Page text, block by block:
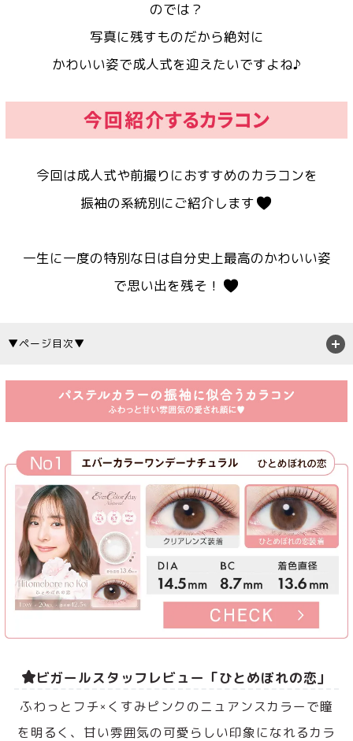
のでは？
写真に残すものだから絶対に
かわいい姿で成人式を迎えたいですよね♪
今回は成人式や前撮りにおすすめのカラコンを
振袖の系統別にご紹介します
一生に一度の特別な日は自分史上最高のかわいい姿
で思い出を残そ！
▼ページ目次▼
ビガールスタッフレビュー「ひとめぼれの恋」
ふわっとフチ×くすみピンクのニュアンスカラーで瞳
を明るく、甘い雰囲気の可愛らしい印象になれるカラ